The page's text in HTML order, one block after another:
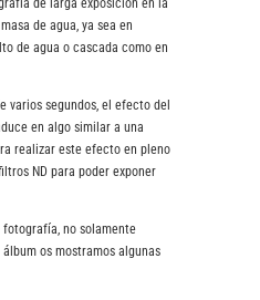
de larga exposición en la
de agua, ya sea en
de agua o cascada como en
varios segundos, el efecto del
en algo similar a una
realizar este efecto en pleno
ND para poder exponer
fotografía, no solamente
os mostramos algunas